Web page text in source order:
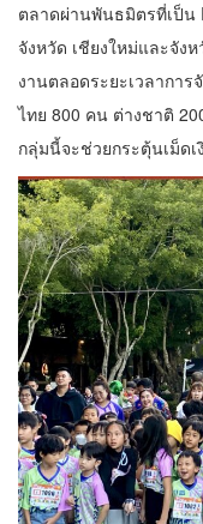
ตลาดผ่านพันธมิตรที่เป็น
จังหวัด เชียงใหม่และจัง
งานตลอดระยะเวลากา
ไทย 800 คน ต่างชาติ
กลุ่มนี้จะช่วยกระตุ้นเม็ด